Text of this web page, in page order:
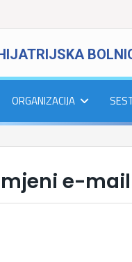
ORGANIZACIJA
e-